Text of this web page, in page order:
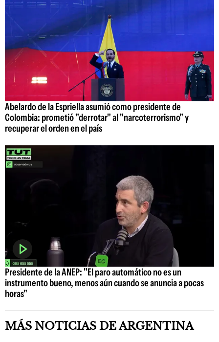
Abelardo de la Espriella asumió como presidente de
Colombia: prometió "derrotar" al "narcoterrorismo" y
recuperar el orden en el país
Presidente de la ANEP: "El paro automático no es un
instrumento bueno, menos aún cuando se anuncia a pocas
horas"
MÁS NOTICIAS DE ARGENTINA